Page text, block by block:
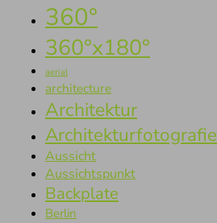
360°
360°x180°
aerial
architecture
Architektur
Architekturfotografie
Aussicht
Aussichtspunkt
Backplate
Berlin